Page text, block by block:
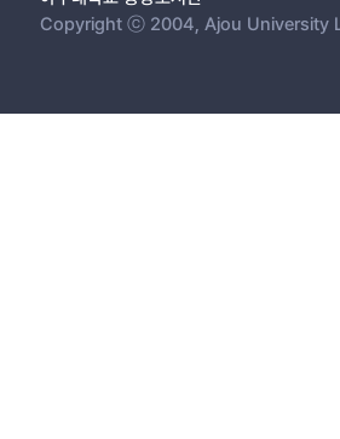
Copyright ⓒ 2004, Ajou University